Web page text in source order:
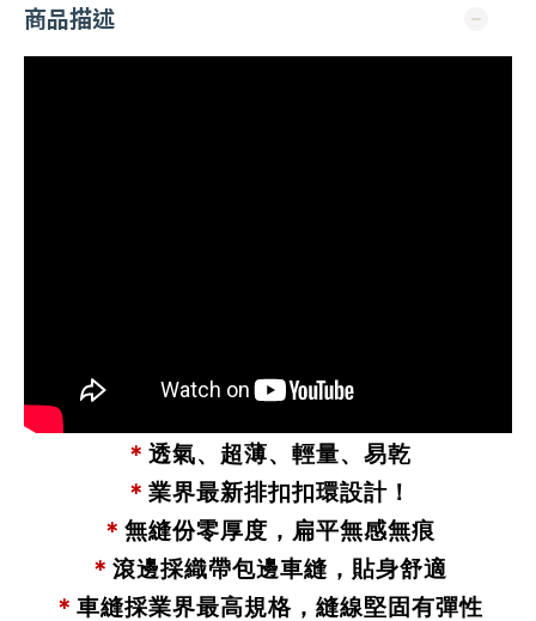
商品描述
＊ 透氣、超薄、輕量、易乾
＊ 業界最新排扣扣環設計！
＊ 無縫份零厚度，扁平無感無痕
＊ 滾邊採織帶包邊車縫，貼身舒適
＊ 車縫採業界最高規格，縫線堅固有彈性